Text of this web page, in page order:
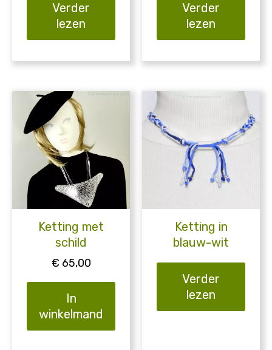
Verder
lezen
Verder
lezen
Ketting met
schild
€ 65,00
In
winkelmand
Ketting in
blauw-wit
Verder
lezen